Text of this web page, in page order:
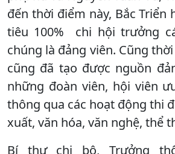
đến thời điểm này, Bắc Triển
tiêu 100% chi hội trưởng
chúng là đảng viên. Cũng
cũng đã tạo được nguồn
những đoàn viên, hội viên
thông qua các hoạt động thi
xuất, văn hóa, văn nghệ, thể
Bí thư chi bộ, Trưởng